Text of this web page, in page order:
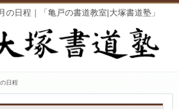
の日程｜「亀戸の書道教室|大塚書道塾」
日程